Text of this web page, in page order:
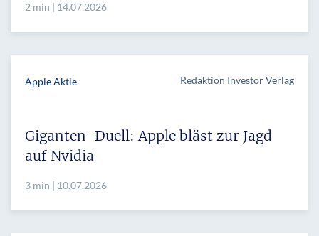
2 min | 14.07.2026
Apple Aktie Redaktion Investor Verlag
Giganten-Duell: Apple bläst zur Jagd
auf Nvidia
3 min | 10.07.2026